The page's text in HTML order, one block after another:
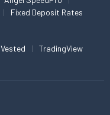
Fixed Deposit Rates
Vested TradingView